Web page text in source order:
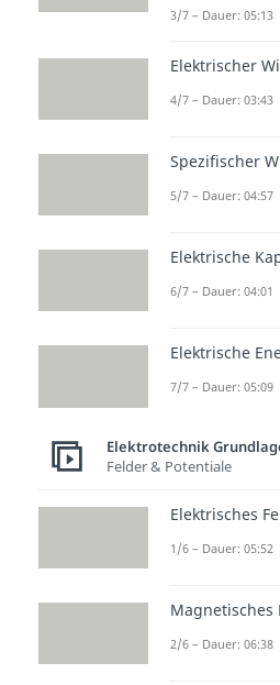
Formel
beschreibst
Richtung
Sie gibt dir
elektrische
und in
Um die
messen,
Probeladung
du die
elektrische
kannst du
messen. Die
Kraft
3/7 – Dauer: 05:13
Elektrischer
4/7 – Dauer: 03:43
Spezifischer
5/7 – Dauer: 04:57
Elektrische
6/7 – Dauer: 04:01
Elektrische
7/7 – Dauer: 05:09
Elektrotechnik
Felder & Potentiale
Elektrisches
1/6 – Dauer: 05:52
Magnetisches
2/6 – Dauer: 06:38